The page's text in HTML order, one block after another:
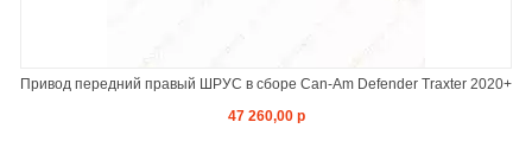
Привод передний правый ШРУС в сборе Can-Am Defender Traxter 2020+
47 260,00 р